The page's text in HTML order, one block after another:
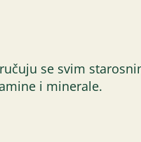
se svim
i minerale.